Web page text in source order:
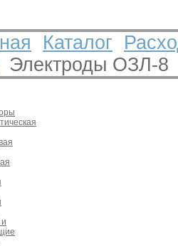
Каталог
Электроды ОЗЛ-8